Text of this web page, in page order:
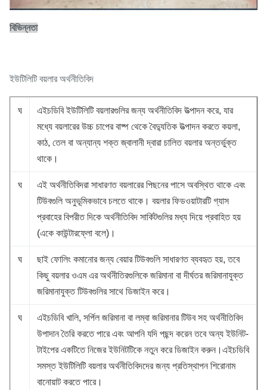
বিভিন্নতা
ইউটিলিটি বয়লার অর্থনীতিবিদ
ঘ
এইচডিবি ইউটিলিটি বয়লারগুলির জন্য অর্থনীতিবিদ উত্পাদন করে, যার
মধ্যে বয়লারের উচ্চ চাপের বাষ্প থেকে বৈদ্যুতিক উত্পাদন করতে কয়লা,
কাঠ, তেল বা অন্যান্য শক্ত জ্বালানী দ্বারা চালিত বয়লার অন্তর্ভুক্ত
থাকে।
ঘ
এই অর্থনীতিবিদরা সাধারণত বয়লারের পিছনের পাসে অবস্থিত থাকে এবং
টিউবগুলি অনুভূমিকভাবে চলতে থাকে। বয়লার ফিডওয়াটারটি গ্যাস
প্রবাহের বিপরীত দিকে অর্থনীতিবিদ সার্কিটগুলির মধ্য দিয়ে প্রবাহিত হয়
(একে কাউন্টারফ্লো বলে)।
ঘ
ছাই ফোলিং কমানোর জন্য বেয়ার টিউবগুলি সাধারণত ব্যবহৃত হয়, তবে
কিছু বয়লার ওএম এর অর্থনীতিরগুলিকে জরিমানা বা দীর্ঘতর জরিমানাযুক্ত
জরিমানাযুক্ত টিউবগুলির সাথে ডিজাইন করে।
ঘ
এইচডিবি খালি, সর্পিল জরিমানা বা লম্বা জরিমানার টিউব সহ অর্থনীতিবিদ
উপাদান তৈরি করতে পারে এবং আপনি যদি পছন্দ করেন তবে অন্য ইউনিট-
টাইপের একটিতে নিজের ইউনিটটিকে নতুন করে ডিজাইন করুন।এইচডিবি
সমস্ত ইউটিলিটি বয়লার অর্থনীতিবিদদের জন্য প্রতিস্থাপন শিরোনাম
বানোয়াট করতে পারে।